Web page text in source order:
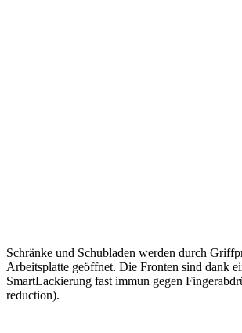
Schränke und Schubladen werden durch
Arbeitsplatte geöffnet. Die Fronten sind dank
SmartLackierung fast immun gegen
reduction).